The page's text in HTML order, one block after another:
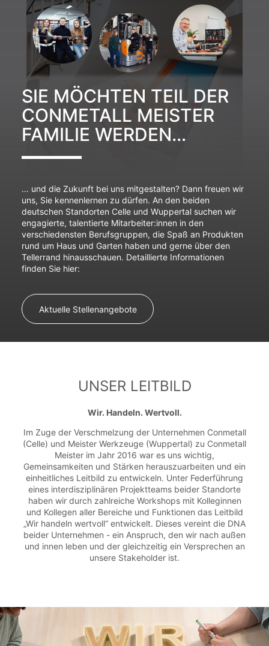
SIE MÖCHTEN TEIL DER
CONMETALL MEISTER
FAMILIE WERDEN…
… und die Zukunft bei uns mitgestalten? Dann freuen wir
uns, Sie kennenlernen zu dürfen. An den beiden
deutschen Standorten Celle und Wuppertal suchen wir
engagierte, talentierte Mitarbeiter:innen in den
verschiedensten Berufsgruppen, die Spaß an Produkten
rund um Haus und Garten haben und gerne über den
Tellerrand hinausschauen. Detaillierte Informationen
finden Sie hier:
Aktuelle Stellenangebote
UNSER LEITBILD
Wir. Handeln. Wertvoll.
Im Zuge der Verschmelzung der Unternehmen Conmetall
(Celle) und Meister Werkzeuge (Wuppertal) zu Conmetall
Meister im Jahr 2016 war es uns wichtig,
Gemeinsamkeiten und Stärken herauszuarbeiten und ein
einheitliches Leitbild zu entwickeln. Unter Federführung
eines interdisziplinären Projektteams beider Standorte
haben wir durch zahlreiche Workshops mit Kolleginnen
und Kollegen aller Bereiche und Funktionen das Leitbild
„Wir handeln wertvoll“ entwickelt. Dieses vereint die DNA
beider Unternehmen - ein Anspruch, den wir nach außen
und innen leben und der gleichzeitig ein Versprechen an
unsere Stakeholder ist.